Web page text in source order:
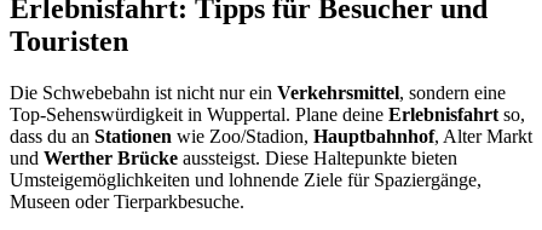
Erlebnisfahrt: Tipps für Besucher und
Touristen
Die Schwebebahn ist nicht nur ein Verkehrsmittel, sondern eine
Top-Sehenswürdigkeit in Wuppertal. Plane deine Erlebnisfahrt so,
dass du an Stationen wie Zoo/Stadion, Hauptbahnhof, Alter Markt
und Werther Brücke aussteigst. Diese Haltepunkte bieten
Umsteigemöglichkeiten und lohnende Ziele für Spaziergänge,
Museen oder Tierparkbesuche.